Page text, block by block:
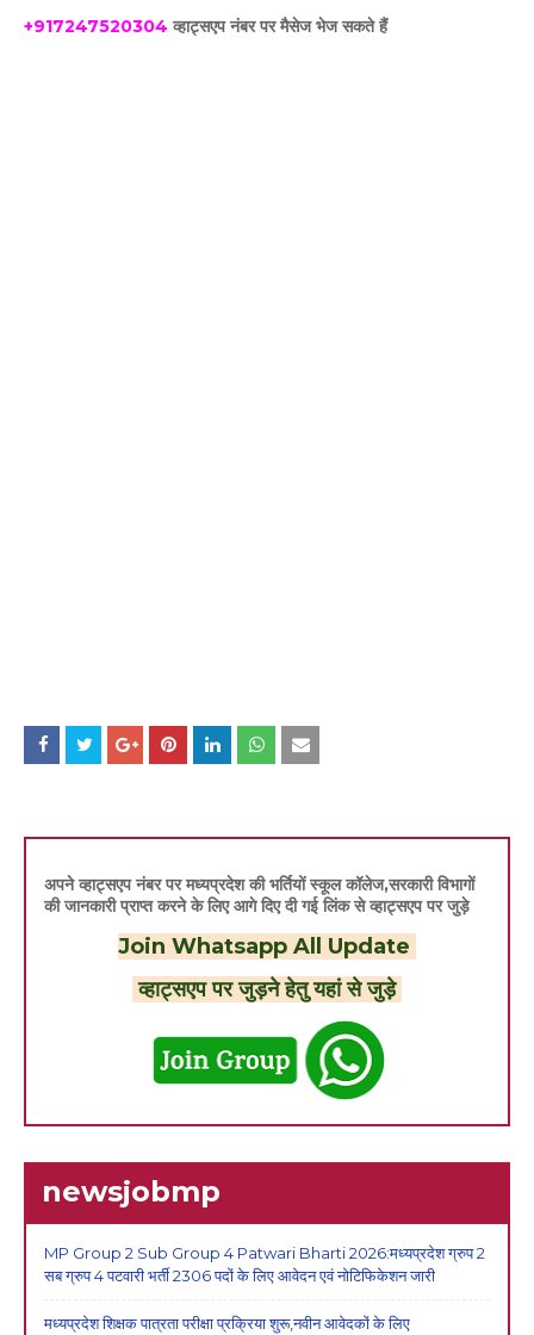
+917247520304 व्हाट्सएप नंबर पर मैसेज भेज सकते हैं
अपने व्हाट्सएप नंबर पर मध्यप्रदेश की भर्तियों स्कूल कॉलेज,सरकारी विभागों
की जानकारी प्राप्त करने के लिए आगे दिए दी गई लिंक से व्हाट्सएप पर जुड़े
Join Whatsapp All Update
व्हाट्सएप पर जुड़ने हेतु यहां से जुड़े
newsjobmp
MP Group 2 Sub Group 4 Patwari Bharti 2026:मध्यप्रदेश ग्रुप 2
सब ग्रुप 4 पटवारी भर्ती 2306 पदों के लिए आवेदन एवं नोटिफिकेशन जारी
मध्यप्रदेश शिक्षक पात्रता परीक्षा प्रक्रिया शुरू,नवीन आवेदकों के लिए